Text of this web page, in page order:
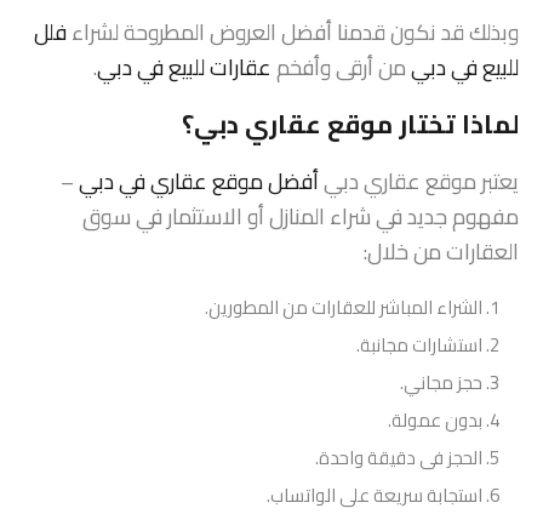
وبذلك قد نكون قدمنا أفضل العروض المطروحة لشراءفلل
للبيع في دبيمن أرقى وأفخمعقارات للبيع في دبي.
لماذا تختار موقع عقاري دبي؟
يعتبر موقع عقاري دبيأفضل موقع عقاري في دبي–
مفهوم جديد في شراء المنازل أو الاستثمار في سوق
العقارات من خلال:
الشراء المباشر للعقارات من المطورين.
استشارات مجانبة.
حجز مجاني.
بدون عمولة.
الحجز فى دقيقة واحدة.
استجابة سريعة على الواتساب.